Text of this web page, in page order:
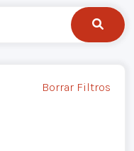
Borrar Filtros